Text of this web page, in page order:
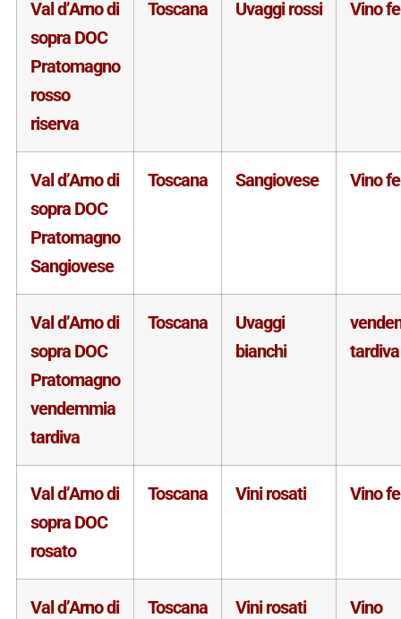
Val d’Arno di
sopra DOC
Pratomagno
rosso
riserva
Toscana Uvaggi rossi Vino
Val d’Arno di
sopra DOC
Pratomagno
Sangiovese
Toscana Sangiovese Vino
Val d’Arno di
sopra DOC
Pratomagno
vendemmia
tardiva
Toscana
Uvaggi
bianchi
tardiva
Val d’Arno di
sopra DOC
rosato
Toscana Vini rosati Vino
Val d’Arno di
Toscana Vini rosati
Vino